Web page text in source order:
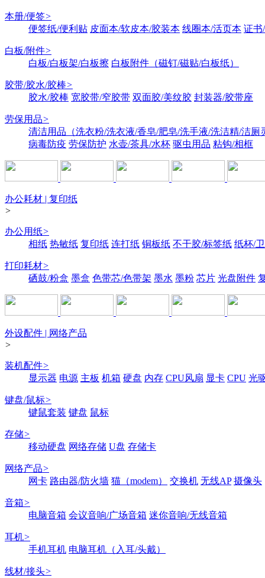
本册/便签>
便签纸/便利贴 皮面本/软皮本/胶装本 线圈本/活页本 证书
白板/附件>
白板/白板架/白板擦 白板附件（磁钉/磁贴/白板纸）
胶带/胶水/胶棒>
胶水/胶棒 宽胶带/窄胶带 双面胶/美纹胶 封装器/胶带座
劳保用品>
清洁用品（洗衣粉/洗衣液/香皂/肥皂/洗手液/洗洁精/洁厕
病毒防疫 劳保防护 水壶/茶具/水杯 驱虫用品 粘钩/相框
办公耗材 | 复印纸
>
办公用纸>
相纸 热敏纸 复印纸 连打纸 铜板纸 不干胶/标签纸 纸杯/
打印耗材>
硒鼓/粉盒 墨盒 色带芯/色带架 墨水 墨粉 芯片 光盘附件
外设配件 | 网络产品
>
装机配件>
显示器 电源 主板 机箱 硬盘 内存 CPU风扇 显卡 CPU 光
键盘/鼠标>
键鼠套装 键盘 鼠标
存储>
移动硬盘 网络存储 U盘 存储卡
网络产品>
网卡 路由器/防火墙 猫（modem） 交换机 无线AP 摄像头
音箱>
电脑音箱 会议音响/广场音箱 迷你音响/无线音箱
耳机>
手机耳机 电脑耳机（入耳/头戴）
线材/接头>